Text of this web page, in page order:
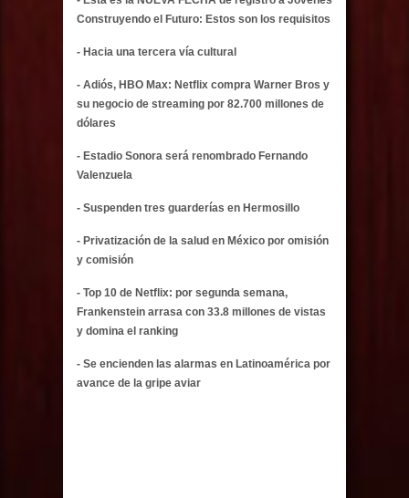
Construyendo el Futuro: Estos son los requisitos
- Hacia una tercera vía cultural
- Adiós, HBO Max: Netflix compra Warner Bros y
su negocio de streaming por 82.700 millones de
dólares
- Estadio Sonora será renombrado Fernando
Valenzuela
- Suspenden tres guarderías en Hermosillo
- Privatización de la salud en México por omisión
y comisión
- Top 10 de Netflix: por segunda semana,
Frankenstein arrasa con 33.8 millones de vistas
y domina el ranking
- Se encienden las alarmas en Latinoamérica por
avance de la gripe aviar